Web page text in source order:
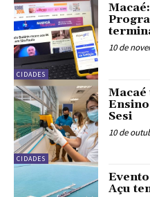
CIDADES
10 de
CIDADES
Macaé
Sesi
10 de
Açu